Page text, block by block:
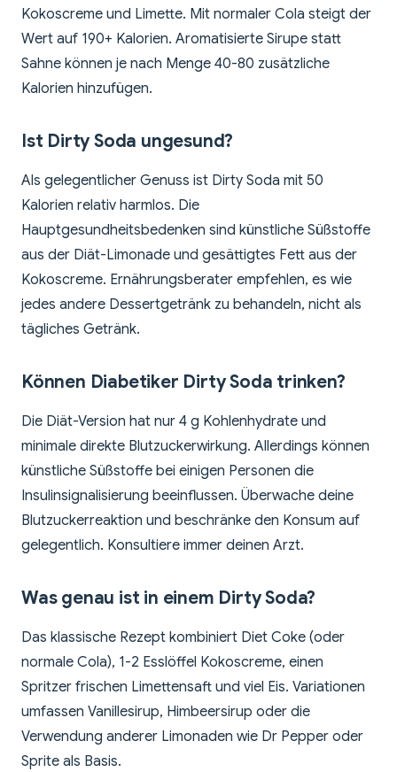
Kokoscreme und Limette. Mit normaler Cola steigt der
Wert auf 190+ Kalorien. Aromatisierte Sirupe statt
Sahne können je nach Menge 40-80 zusätzliche
Kalorien hinzufügen.
Ist Dirty Soda ungesund?
Als gelegentlicher Genuss ist Dirty Soda mit 50
Kalorien relativ harmlos. Die
Hauptgesundheitsbedenken sind künstliche Süßstoffe
aus der Diät-Limonade und gesättigtes Fett aus der
Kokoscreme. Ernährungsberater empfehlen, es wie
jedes andere Dessertgetränk zu behandeln, nicht als
tägliches Getränk.
Können Diabetiker Dirty Soda trinken?
Die Diät-Version hat nur 4 g Kohlenhydrate und
minimale direkte Blutzuckerwirkung. Allerdings können
künstliche Süßstoffe bei einigen Personen die
Insulinsignalisierung beeinflussen. Überwache deine
Blutzuckerreaktion und beschränke den Konsum auf
gelegentlich. Konsultiere immer deinen Arzt.
Was genau ist in einem Dirty Soda?
Das klassische Rezept kombiniert Diet Coke (oder
normale Cola), 1-2 Esslöffel Kokoscreme, einen
Spritzer frischen Limettensaft und viel Eis. Variationen
umfassen Vanillesirup, Himbeersirup oder die
Verwendung anderer Limonaden wie Dr Pepper oder
Sprite als Basis.